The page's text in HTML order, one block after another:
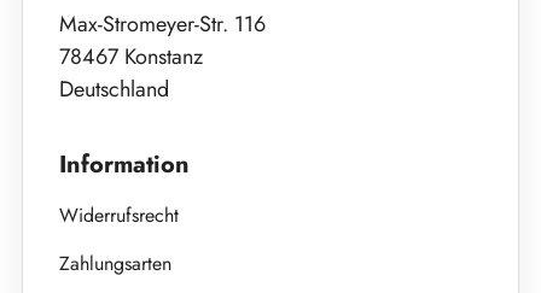
Max-Stromeyer-Str. 116
78467 Konstanz
Deutschland
Information
Widerrufsrecht
Zahlungsarten